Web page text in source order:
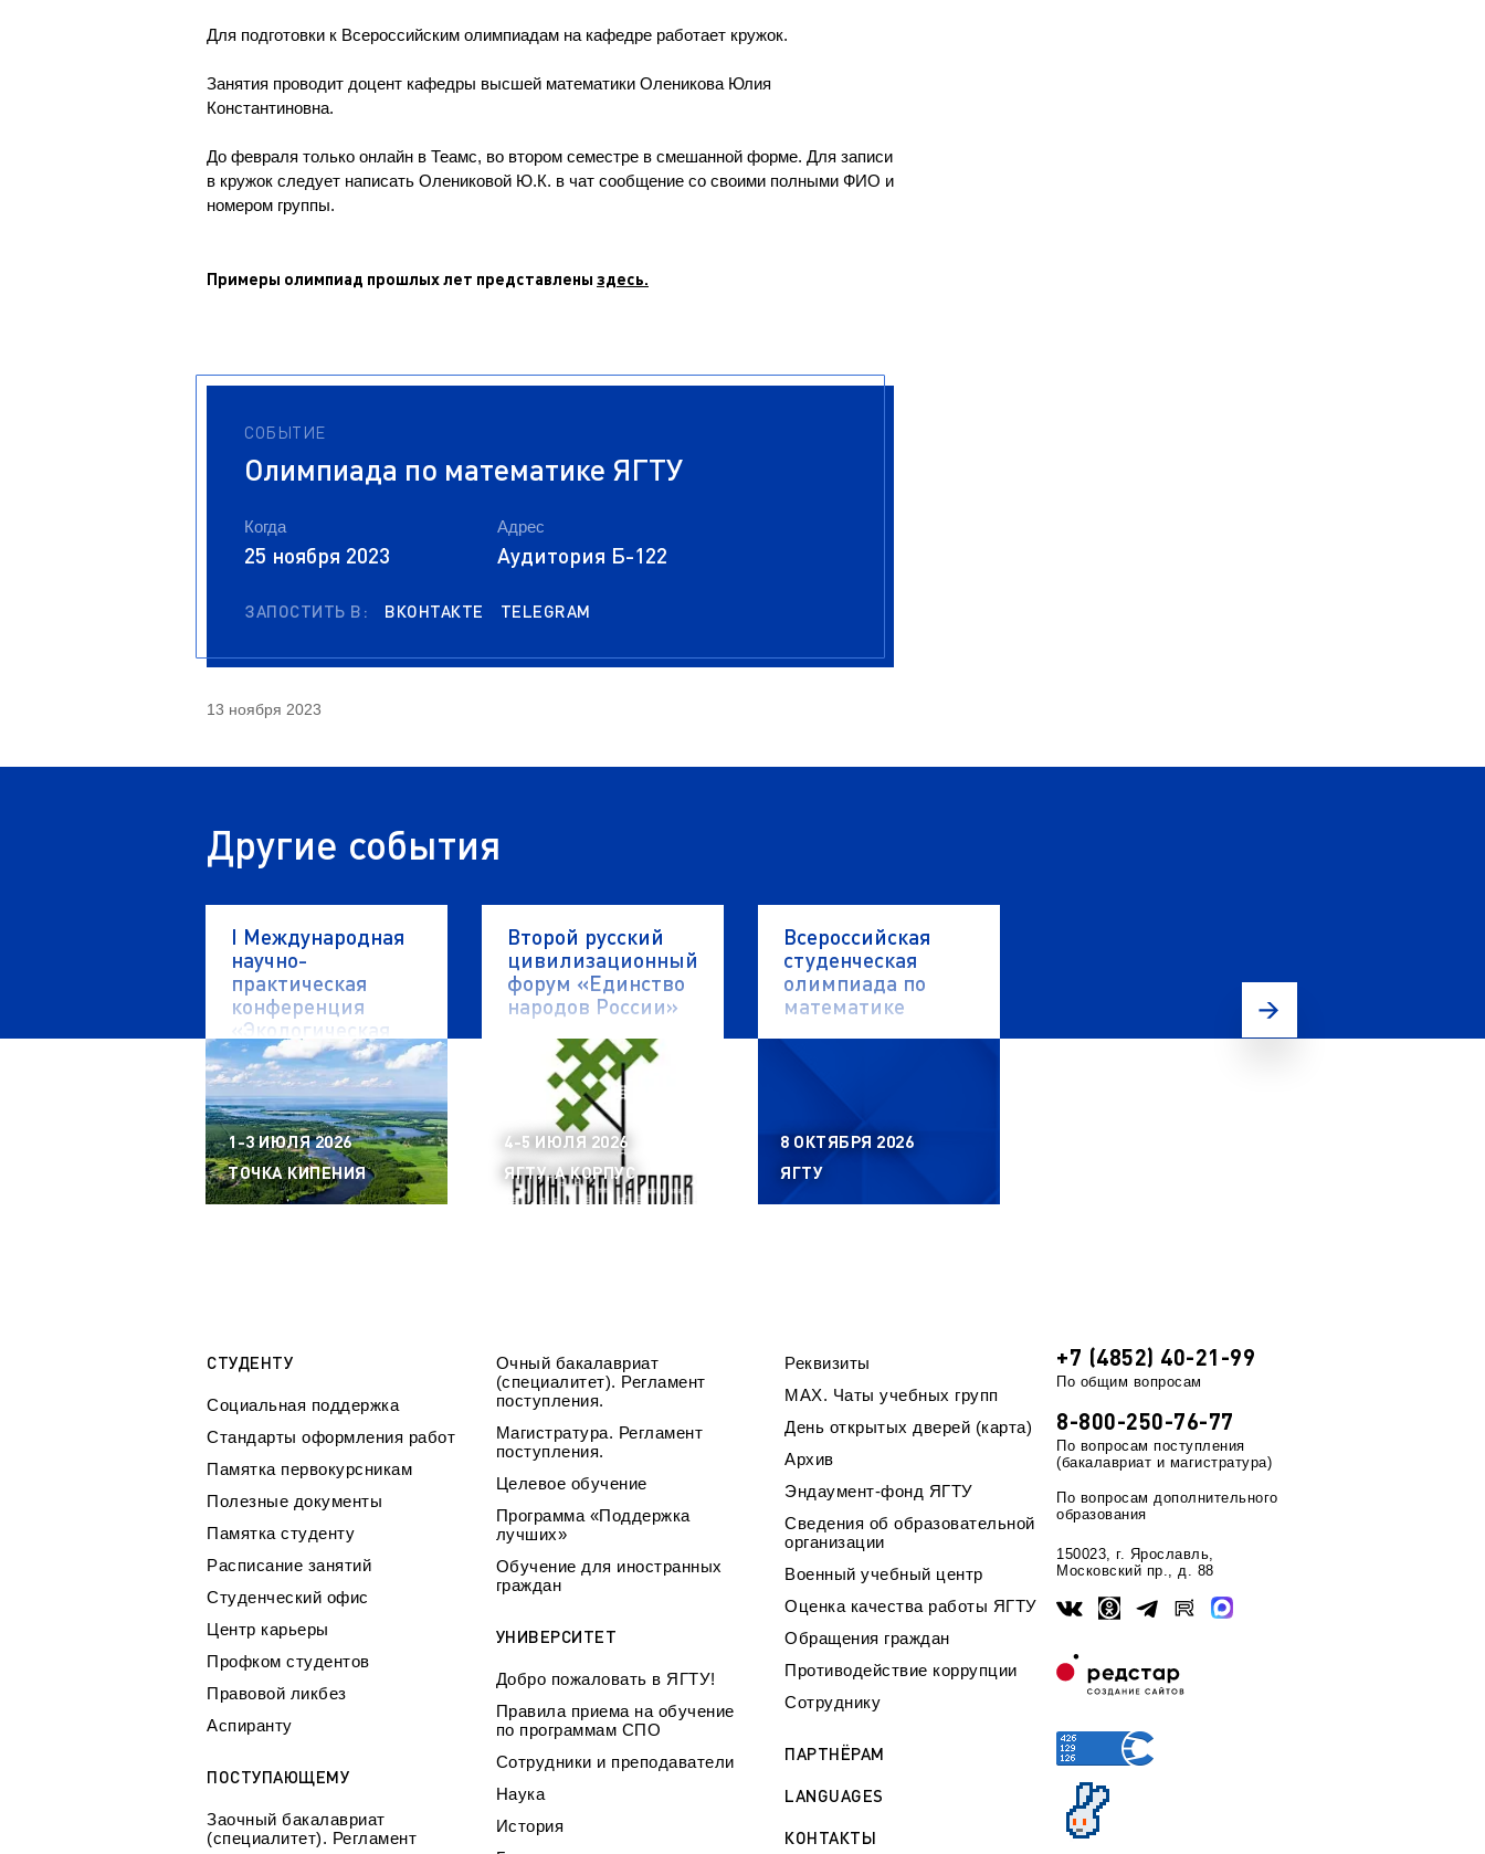
Для подготовки к Всероссийским олимпиадам на кафедре работает кружок.
Занятия проводит доцент кафедры высшей математики Оленикова Юлия
Константиновна.
До февраля только онлайн в Теамс, во втором семестре в смешанной форме. Для записи
в кружок следует написать Олениковой Ю.К. в чат сообщение со своими полными ФИО и
номером группы.
Примеры олимпиад прошлых лет представлены здесь.
СОБЫТИЕ
Олимпиада по математике ЯГТУ
Когда
25 ноября 2023
Адрес
Аудитория Б-122
ЗАПОСТИТЬ В: ВКОНТАКТЕ TELEGRAM
13 ноября 2023
Другие события
I Международная
научно-
практическая
конференция
«Экологическая
безопасность
водных объектов»
1-3 ИЮЛЯ 2026
ТОЧКА КИПЕНИЯ
Второй русский
цивилизационный
форум «Единство
народов России»
4-5 ИЮЛЯ 2026
ЯГТУ, А КОРПУС
Всероссийская
студенческая
олимпиада по
математике
8 ОКТЯБРЯ 2026
ЯГТУ
СТУДЕНТУ
Социальная поддержка
Стандарты оформления работ
Памятка первокурсникам
Полезные документы
Памятка студенту
Расписание занятий
Студенческий офис
Центр карьеры
Профком студентов
Правовой ликбез
Аспиранту
ПОСТУПАЮЩЕМУ
Заочный бакалавриат
(специалитет). Регламент
Очный бакалавриат
(специалитет). Регламент
поступления.
Магистратура. Регламент
поступления.
Целевое обучение
Программа «Поддержка
лучших»
Обучение для иностранных
граждан
УНИВЕРСИТЕТ
Добро пожаловать в ЯГТУ!
Правила приема на обучение
по программам СПО
Сотрудники и преподаватели
Наука
История
Реквизиты
МАХ. Чаты учебных групп
День открытых дверей (карта)
Архив
Эндаумент-фонд ЯГТУ
Сведения об образовательной
организации
Военный учебный центр
Оценка качества работы ЯГТУ
Обращения граждан
Противодействие коррупции
Сотруднику
ПАРТНЁРАМ
LANGUAGES
КОНТАКТЫ
+7 (4852) 40-21-99
По общим вопросам
8-800-250-76-77
По вопросам поступления
(бакалавриат и магистратура)
По вопросам дополнительного
образования
150023, г. Ярославль,
Московский пр., д. 88